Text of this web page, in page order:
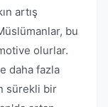
artış
bu
olurlar.
daha fazla
sürekli bir